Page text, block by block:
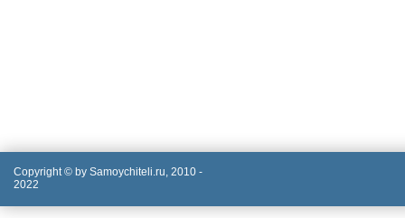
Copyright © by Samoychiteli.ru, 2010 -
2022